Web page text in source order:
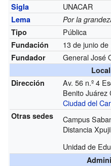
Sigla UNACAR
Lema
Por la
Tipo
Pública
Fundación 13 de junio de
Fundador General José
Dirección
Av. 56 n.º 4
Benito Juárez
Ciudad del
Otras sedes
Campus
Distancia
Unidad de